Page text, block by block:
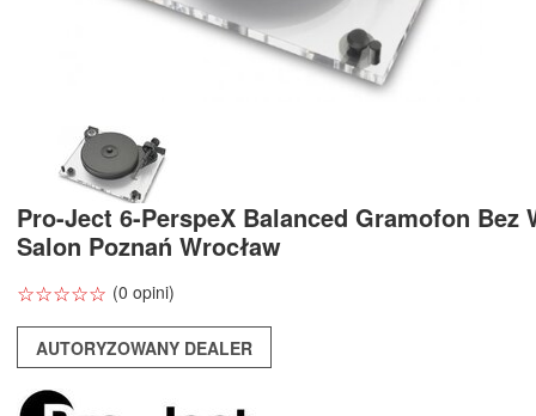
Pro-Ject 6-PerspeX Balanced Gramofon Bez
Salon Poznań Wrocław
☆☆☆☆☆
★★★★★ (0 opini)
AUTORYZOWANY DEALER